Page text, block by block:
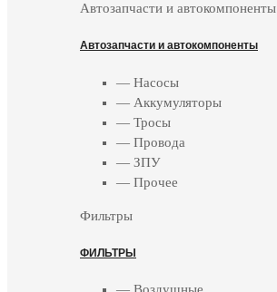
Автозапчасти и автокомпоненты
Автозапчасти и автокомпоненты
— Насосы
— Аккумуляторы
— Тросы
— Провода
— ЗПУ
— Прочее
Фильтры
ФИЛЬТРЫ